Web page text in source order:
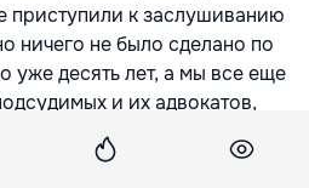
приступили к заслушиванию
ничего не было сделано по
уже десять лет, а мы все еще
и их адвокатов,
интересы в суде, – когда
адвокатов…”, – сказал